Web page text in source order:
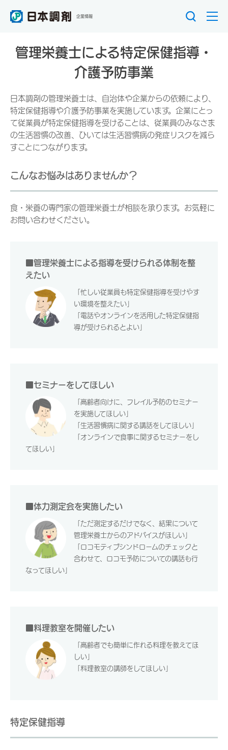
企業情報
管理栄養士による特定保健指導・
介護予防事業
日本調剤の管理栄養士は、自治体や企業からの依頼により、
特定保健指導や介護予防事業を実施しています。企業にとっ
て従業員が特定保健指導を受けることは、従業員のみなさま
の生活習慣の改善、ひいては生活習慣病の発症リスクを減ら
すことにつながります。
こんなお悩みはありませんか？
食・栄養の専門家の管理栄養士が相談を承ります。お気軽に
お問い合わせください。
■管理栄養士による指導を受けられる体制を整
えたい
「忙しい従業員も特定保健指導を受けやす
い環境を整えたい」
「電話やオンラインを活用した特定保健指
導が受けられるとよい」
■セミナーをしてほしい
「高齢者向けに、フレイル予防のセミナー
を実施してほしい」
「生活習慣病に関する講話をしてほしい」
「オンラインで食事に関するセミナーをし
てほしい」
■体力測定会を実施したい
「ただ測定するだけでなく、結果について
管理栄養士からのアドバイスがほしい」
「ロコモティブシンドロームのチェックと
合わせて、ロコモ予防についての講話も行
なってほしい」
■料理教室を開催したい
「高齢者でも簡単に作れる料理を教えてほ
しい」
「料理教室の講師をしてほしい」
特定保健指導